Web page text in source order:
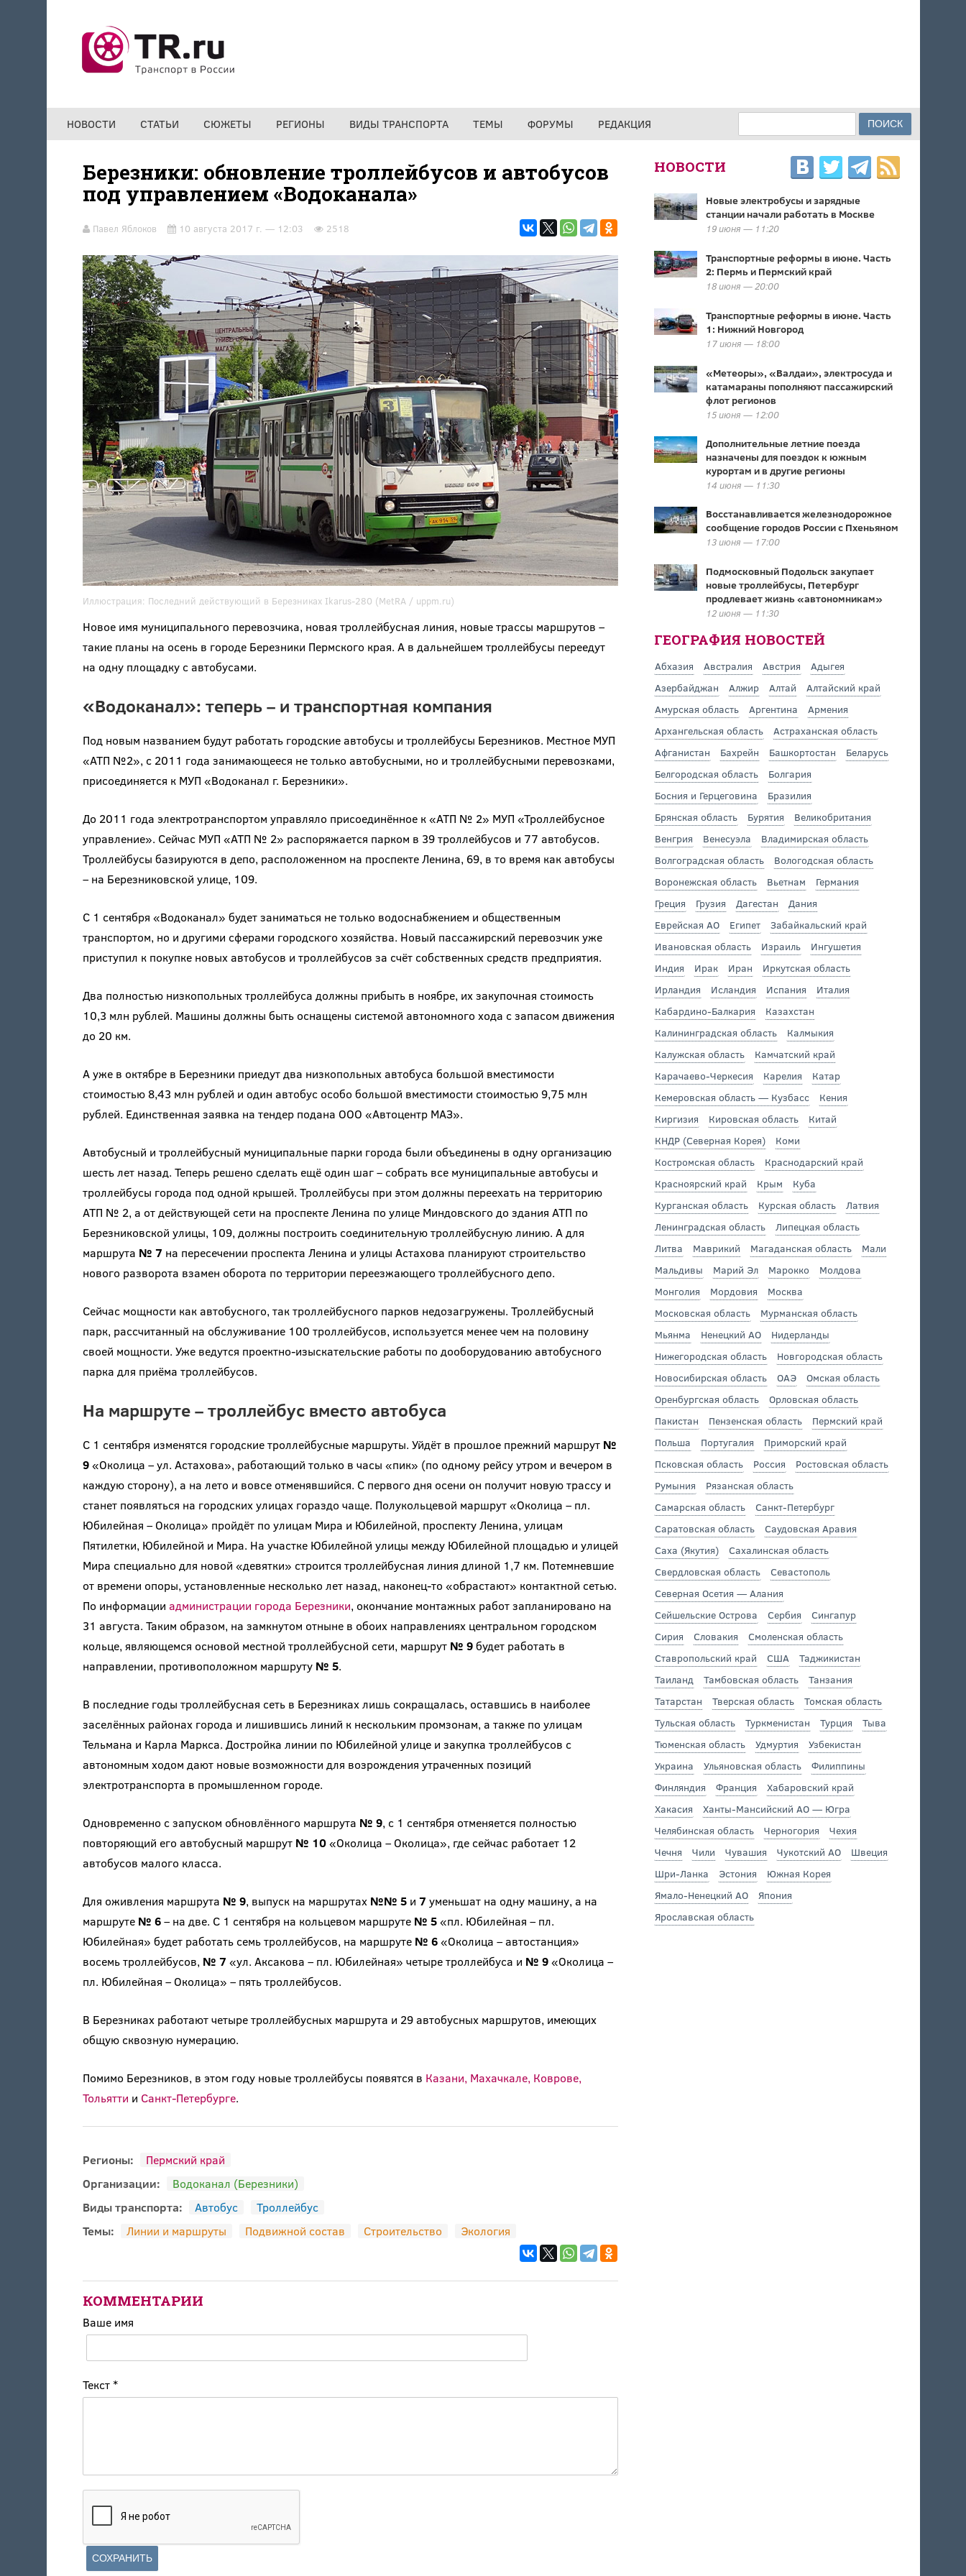
НОВОСТИ СТАТЬИ СЮЖЕТЫ РЕГИОНЫ ВИДЫ ТРАНСПОРТА ТЕМЫ ФОРУМЫ РЕДАКЦИЯ ФОРМА ПОИСКА
Березники: обновление троллейбусов и автобусов
под управлением «Водоканала»
Павел Яблоков 10 августа 2017 г. — 12:03 2518
Иллюстрация: Последний действующий в Березниках Ikarus-280 (MetRA / uppm.ru)
Новое имя муниципального перевозчика, новая троллейбусная линия, новые трассы маршрутов –
такие планы на осень в городе Березники Пермского края. А в дальнейшем троллейбусы переедут
на одну площадку с автобусами.
«Водоканал»: теперь – и транспортная компания
Под новым названием будут работать городские автобусы и троллейбусы Березников. Местное МУП
«АТП №2», с 2011 года занимающееся не только автобусными, но и троллейбусными перевозками,
присоединяется к МУП «Водоканал г. Березники».
До 2011 года электротранспортом управляло присоединённое к «АТП № 2» МУП «Троллейбусное
управление». Сейчас МУП «АТП № 2» распоряжается парком в 39 троллейбусов и 77 автобусов.
Троллейбусы базируются в депо, расположенном на проспекте Ленина, 69, в то время как автобусы
– на Березниковской улице, 109.
С 1 сентября «Водоканал» будет заниматься не только водоснабжением и общественным
транспортом, но и другими сферами городского хозяйства. Новый пассажирский перевозчик уже
приступил к покупке новых автобусов и троллейбусов за счёт собственных средств предприятия.
Два полностью низкопольных троллейбуса должны прибыть в ноябре, их закупочная стоимость
10,3 млн рублей. Машины должны быть оснащены системой автономного хода с запасом движения
до 20 км.
А уже в октябре в Березники приедут два низкопольных автобуса большой вместимости
стоимостью 8,43 млн рублей и один автобус особо большой вместимости стоимостью 9,75 млн
рублей. Единственная заявка на тендер подана ООО «Автоцентр МАЗ».
Автобусный и троллейбусный муниципальные парки города были объединены в одну организацию
шесть лет назад. Теперь решено сделать ещё один шаг – собрать все муниципальные автобусы и
троллейбусы города под одной крышей. Троллейбусы при этом должны переехать на территорию
АТП № 2, а от действующей сети на проспекте Ленина по улице Миндовского до здания АТП по
Березниковской улицы, 109, должны построить соединительную троллейбусную линию. А для
маршрута № 7 на пересечении проспекта Ленина и улицы Астахова планируют строительство
нового разворота взамен оборота по территории переезжающего троллейбусного депо.
Сейчас мощности как автобусного, так троллейбусного парков недозагружены. Троллейбусный
парк, рассчитанный на обслуживание 100 троллейбусов, используется менее чем на половину
своей мощности. Уже ведутся проектно-изыскательские работы по дооборудованию автобусного
парка для приёма троллейбусов.
На маршруте – троллейбус вместо автобуса
С 1 сентября изменятся городские троллейбусные маршруты. Уйдёт в прошлое прежний маршрут №
9«Околица – ул. Астахова», работающий только в часы «пик» (по одному рейсу утром и вечером в
каждую сторону), а на лето и вовсе отменявшийся. С первого дня осени он получит новую трассу и
станет появляться на городских улицах гораздо чаще. Полукольцевой маршрут «Околица – пл.
Юбилейная – Околица» пройдёт по улицам Мира и Юбилейной, проспекту Ленина, улицам
Пятилетки, Юбилейной и Мира. На участке Юбилейной улицы между Юбилейной площадью и улицей
Мира специально для новой «девятки» строится троллейбусная линия длиной 1,7 км. Потемневшие
от времени опоры, установленные несколько лет назад, наконец-то «обрастают» контактной сетью.
По информации администрации города Березники, окончание монтажных работ запланировано на
31 августа. Таким образом, на замкнутом отныне в обоих направлениях центральном городском
кольце, являющемся основой местной троллейбусной сети, маршрут № 9будет работать в
направлении, противоположном маршруту № 5.
В последние годы троллейбусная сеть в Березниках лишь сокращалась, оставшись в наиболее
заселённых районах города и лишившись линий к нескольким промзонам, а также по улицам
Тельмана и Карла Маркса. Достройка линии по Юбилейной улице и закупка троллейбусов с
автономным ходом дают новые возможности для возрождения утраченных позиций
электротранспорта в промышленном городе.
Одновременно c запуском обновлённого маршрута № 9, с 1 сентября отменяется полностью
повторяющий его автобусный маршрут № 10«Околица – Околица», где сейчас работает 12
автобусов малого класса.
Для оживления маршрута № 9, выпуск на маршрутах №№ 5и 7 уменьшат на одну машину, а на
маршруте № 6– на две. С 1 сентября на кольцевом маршруте № 5«пл. Юбилейная – пл.
Юбилейная» будет работать семь троллейбусов, на маршруте № 6«Околица – автостанция»
восемь троллейбусов, № 7 «ул. Аксакова – пл. Юбилейная» четыре троллейбуса и № 9«Околица –
пл. Юбилейная – Околица» – пять троллейбусов.
В Березниках работают четыре троллейбусных маршрута и 29 автобусных маршрутов, имеющих
общую сквозную нумерацию.
Помимо Березников, в этом году новые троллейбусы появятся в Казани, Махачкале, Коврове,
Тольятти и Санкт-Петербурге.
Регионы:
Пермский край
Организации:
Водоканал (Березники)
Виды транспорта:
Автобус
Троллейбус
Темы:
Линии и маршруты Подвижной состав Строительство Экология
КОММЕНТАРИИ
Ваше имя
Текст *
НОВОСТИ
Новые электробусы и зарядные
станции начали работать в Москве
19 июня — 11:20
Транспортные реформы в июне. Часть
2: Пермь и Пермский край
18 июня — 20:00
Транспортные реформы в июне. Часть
1: Нижний Новгород
17 июня — 18:00
«Метеоры», «Валдаи», электросуда и
катамараны пополняют пассажирский
флот регионов
15 июня — 12:00
Дополнительные летние поезда
назначены для поездок к южным
курортам и в другие регионы
14 июня — 11:30
Восстанавливается железнодорожное
сообщение городов России с Пхеньяном
13 июня — 17:00
Подмосковный Подольск закупает
новые троллейбусы, Петербург
продлевает жизнь «автономникам»
12 июня — 11:30
ГЕОГРАФИЯ НОВОСТЕЙ
Абхазия Австралия Австрия
Адыгея
Азербайджан
Алжир Алтай
Алтайский край
Амурская область
Аргентина
Армения
Архангельская область
Астраханская область
Афганистан
Бахрейн Башкортостан
Беларусь
Белгородская область
Болгария
Босния и Герцеговина
Бразилия
Брянская область
Бурятия
Великобритания
Венгрия
Венесуэла
Владимирская область
Волгоградская область
Вологодская область
Воронежская область
Вьетнам
Германия
Греция
Грузия Дагестан
Дания
Еврейская АО
Египет
Забайкальский край
Ивановская область
Израиль
Ингушетия
Индия
Ирак Иран
Иркутская область
Ирландия
Исландия Испания
Италия
Кабардино-Балкария
Казахстан
Калининградская область
Калмыкия
Калужская область
Камчатский край
Карачаево-Черкесия
Карелия
Катар
Кемеровская область — Кузбасс
Кения
Киргизия
Кировская область
Китай
КНДР (Северная Корея)
Коми
Костромская область
Краснодарский край
Красноярский край
Крым
Куба
Курганская область
Курская область
Латвия
Ленинградская область
Липецкая область
Литва
Маврикий Магаданская область
Мали
Мальдивы
Марий Эл Марокко
Молдова
Монголия
Мордовия
Москва
Московская область
Мурманская область
Мьянма
Ненецкий АО
Нидерланды
Нижегородская область
Новгородская область
Новосибирская область
ОАЭ
Омская область
Оренбургская область
Орловская область
Пакистан
Пензенская область
Пермский край
Польша
Португалия
Приморский край
Псковская область
Россия
Ростовская область
Румыния
Рязанская область
Самарская область
Санкт-Петербург
Саратовская область
Саудовская Аравия
Саха (Якутия)
Сахалинская область
Свердловская область
Севастополь
Северная Осетия — Алания
Сейшельские Острова
Сербия
Сингапур
Сирия
Словакия
Смоленская область
Ставропольский край
США
Таджикистан
Таиланд
Тамбовская область
Танзания
Татарстан
Тверская область
Томская область
Тульская область
Туркменистан Турция
Тыва
Тюменская область
Удмуртия
Узбекистан
Украина
Ульяновская область
Филиппины
Финляндия
Франция
Хабаровский край
Хакасия
Ханты-Мансийский АО — Югра
Челябинская область
Черногория
Чехия
Чечня
Чили Чувашия Чукотский АО
Швеция
Шри-Ланка
Эстония
Южная Корея
Ямало-Ненецкий АО
Япония
Ярославская область